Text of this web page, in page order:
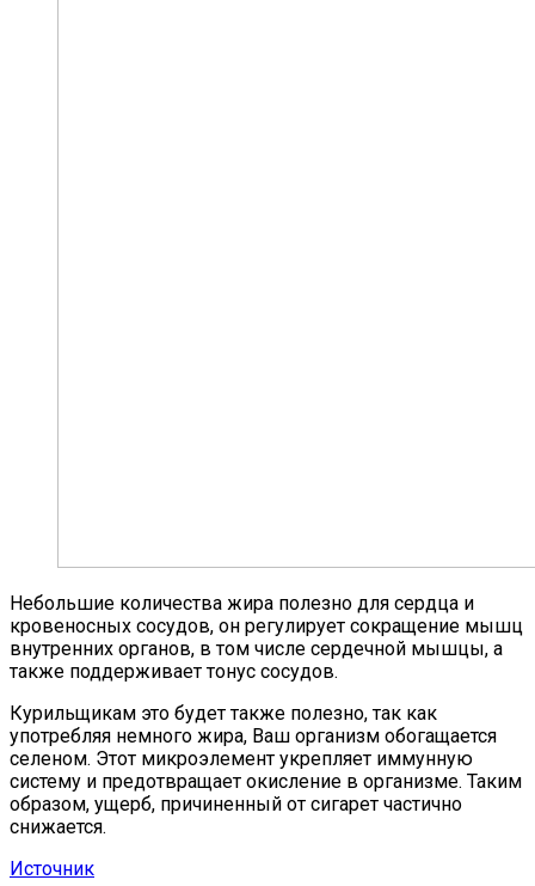
Небольшие количества жира полезно для сердца и
кровеносных сосудов, он регулирует сокращение мышц
внутренних органов, в том числе сердечной мышцы, а
также поддерживает тонус сосудов.
Курильщикам это будет также полезно, так как
употребляя немного жира, Ваш организм обогащается
селеном. Этот микроэлемент укрепляет иммунную
систему и предотвращает окисление в организме. Таким
образом, ущерб, причиненный от сигарет частично
снижается.
Источник